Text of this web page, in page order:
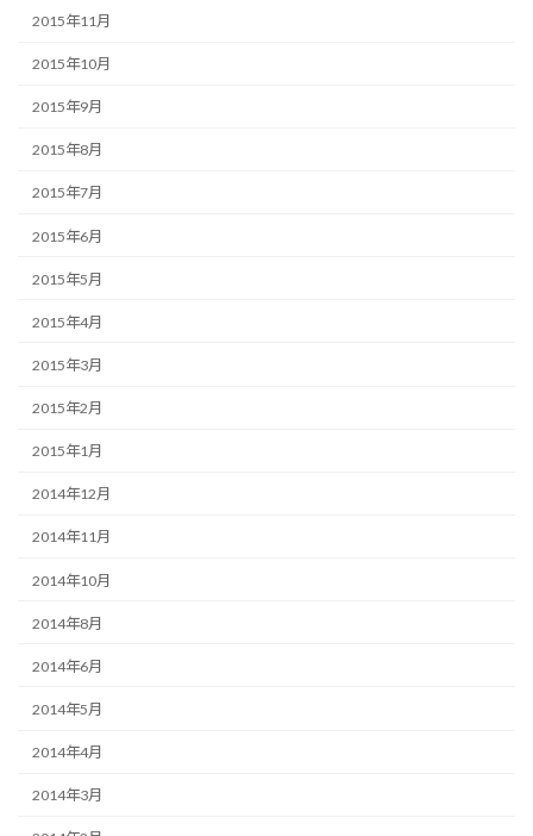
2015年11月
2015年10月
2015年9月
2015年8月
2015年7月
2015年6月
2015年5月
2015年4月
2015年3月
2015年2月
2015年1月
2014年12月
2014年11月
2014年10月
2014年8月
2014年6月
2014年5月
2014年4月
2014年3月